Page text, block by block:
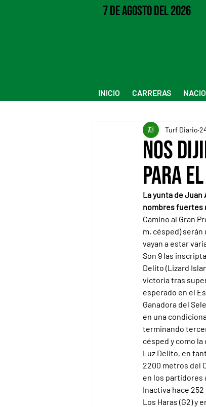
7 de Agosto del 2026
INICIO CARRERAS
Nos
para
Turf Diario
La yunta de
nombres fuertes
Camino al Gran
m, césped)
vayan a estar
Son 9 las
Delito (Lizard
victoria tras
esperado en el
Ganadora del
en una
terminando
césped y como
Luz Delito, en
2200 metros del
en los partidores
Inactiva hace
Los Haras (G2) y